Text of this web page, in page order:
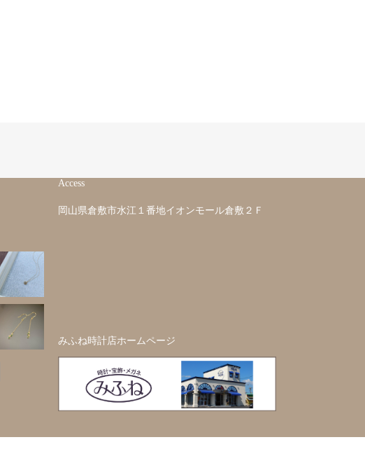
Access
岡山県倉敷市水江１番地イオンモール倉敷２Ｆ
みふね時計店ホームページ